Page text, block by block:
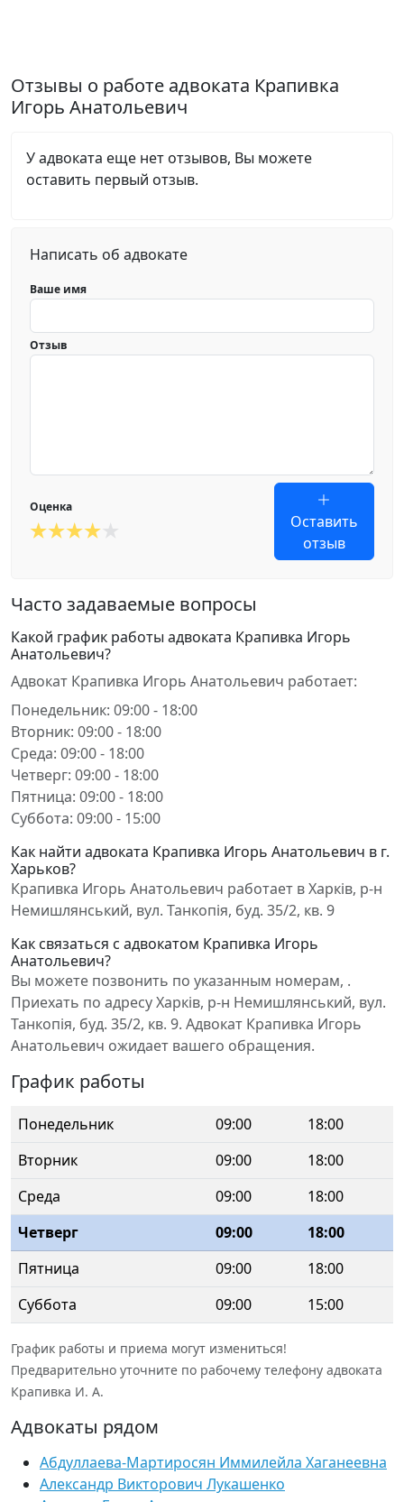
Отзывы о работе адвоката Крапивка
Игорь Анатольевич
У адвоката еще нет отзывов, Вы можете
оставить первый отзыв.
Написать об адвокате
Ваше имя
Отзыв
Оценка
Оставить
отзыв
Часто задаваемые вопросы
Какой график работы адвоката Крапивка Игорь
Анатольевич?
Адвокат Крапивка Игорь Анатольевич работает:
Понедельник: 09:00 - 18:00
Вторник: 09:00 - 18:00
Среда: 09:00 - 18:00
Четверг: 09:00 - 18:00
Пятница: 09:00 - 18:00
Суббота: 09:00 - 15:00
Как найти адвоката Крапивка Игорь Анатольевич в г.
Харьков?
Крапивка Игорь Анатольевич работает в Харків, р-н
Немишлянський, вул. Танкопія, буд. 35/2, кв. 9
Как связаться с адвокатом Крапивка Игорь
Анатольевич?
Вы можете позвонить по указанным номерам, .
Приехать по адресу Харків, р-н Немишлянський, вул.
Танкопія, буд. 35/2, кв. 9. Адвокат Крапивка Игорь
Анатольевич ожидает вашего обращения.
График работы
Понедельник 09:00
18:00
Вторник
09:00
18:00
Среда
09:00
18:00
Четверг
09:00
18:00
Пятница
09:00
18:00
Суббота
09:00 15:00
График работы и приема могут измениться!
Предварительно уточните по рабочему телефону адвоката
Крапивка И. А.
Адвокаты рядом
Абдуллаева-Мартиросян Иммилейла Хаганеевна
Александр Викторович Лукашенко